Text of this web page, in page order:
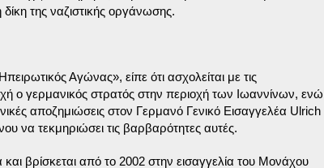
της ναζιστικής οργάνωσης.
Αγώνας», είπε ότι ασχολείται με τις
ο γερμανικός στρατός στην περιοχή των Ιωαννίνων, ενώ
αποζημιώσεις στον Γερμανό Γενικό Εισαγγελέα Ulrich
να τεκμηριώσει τις βαρβαρότητες αυτές.
βρίσκεται από το 2002 στην εισαγγελία του Μονάχου